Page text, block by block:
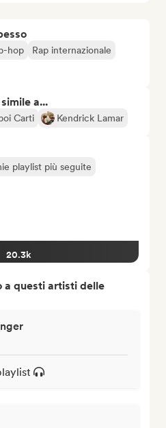
hop
Rap internazionale
a...
Carti Kendrick Lamar
playlist più seguite
20.3k
a questi artisti delle